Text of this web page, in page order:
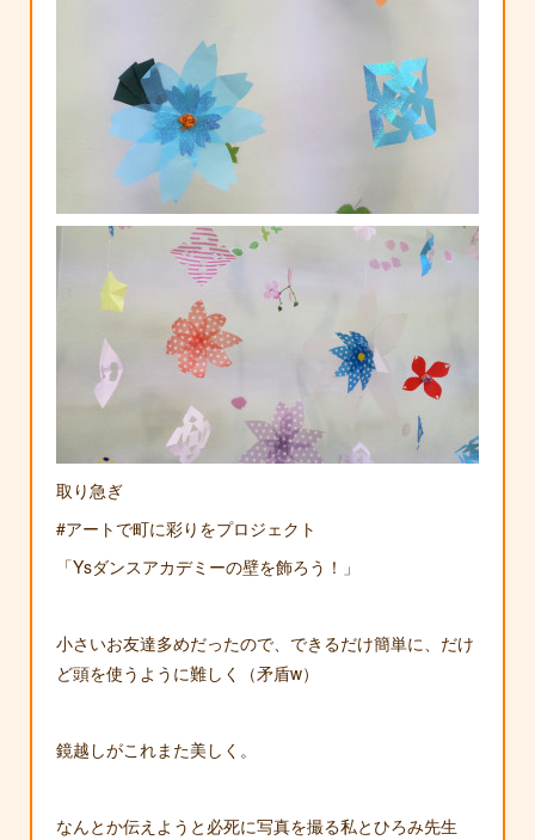
取り急ぎ
#アートで町に彩りをプロジェクト
「Ysダンスアカデミーの壁を飾ろう！」
小さいお友達多めだったので、できるだけ簡単に、だけ
ど頭を使うように難しく（矛盾w）
鏡越しがこれまた美しく。
なんとか伝えようと必死に写真を撮る私とひろみ先生